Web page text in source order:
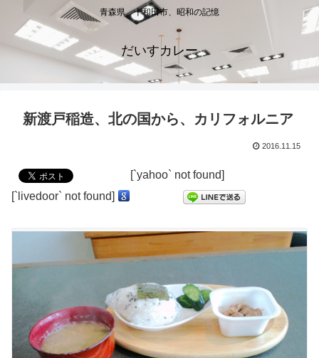
青森県、十和田市、昭和の記憶
だいすカレー
新渡戸稲造、北の国から、カリフォルニア
2016.11.15
[`yahoo` not found]
[`livedoor` not found]